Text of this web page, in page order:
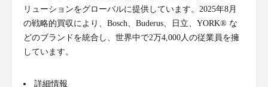
リューションをグローバルに提供しています。2025年8月
の戦略的買収により、Bosch、Buderus、日立、YORK® な
どのブランドを統合し、世界中で2万4,000人の従業員を擁
しています。
詳細情報